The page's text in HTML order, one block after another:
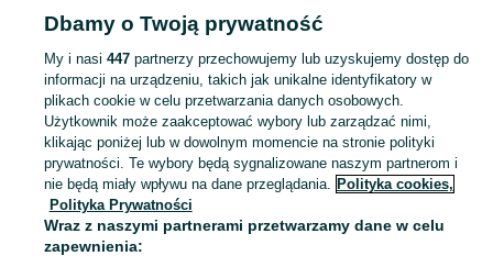
KATEGORIA
Szeroki wybór bluz damskich Dzierżoniów ▶️ z kapturem, dresowe, oversize i z nadrukiem ✅ Nowe i używane w dobrych cenach ✌ Sprawdź oferty na OLX.pl! Zobacz
Mapa kategorii
Mapa miejscowości
Dbamy o Twoją prywatność
My i nasi 447partnerzy przechowujemy lub uzyskujemy dostęp do
informacji na urządzeniu, takich jak unikalne identyfikatory w
plikach cookie w celu przetwarzania danych osobowych.
Użytkownik może zaakceptować wybory lub zarządzać nimi,
klikając poniżej lub w dowolnym momencie na stronie polityki
prywatności. Te wybory będą sygnalizowane naszym partnerom i
nie będą miały wpływu na dane przeglądania. Polityka cookies,
Polityka Prywatności
Wraz z naszymi partnerami przetwarzamy dane w celu
zapewnienia: